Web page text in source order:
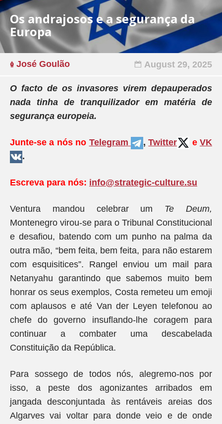
Os andrajosos e a segurança da
Europa
José Goulão August 29, 2025
O facto de os invasores virem depauperados
nada tinha de tranquilizador em matéria de
segurança europeia.
Junte-se a nós no Telegram ,Twitter e VK
.
Escreva para nós: info@strategic-culture.su
Ventura mandou celebrar um Te Deum,
Montenegro virou-se para o Tribunal Constitucional
e desafiou, batendo com um punho na palma da
outra mão, “bem feita, bem feita, para não estarem
com esquisitices”. Rangel enviou um mail para
Netanyahu garantindo que sabemos muito bem
honrar os seus exemplos, Costa remeteu um emoji
com aplausos e até Van der Leyen telefonou ao
chefe do governo insuflando-lhe coragem para
continuar a combater uma descabelada
Constituição da República.
Para sossego de todos nós, alegremo-nos por
isso, a peste dos agonizantes arribados em
jangada desconjuntada às rentáveis areias dos
Algarves vai voltar para donde veio e de onde